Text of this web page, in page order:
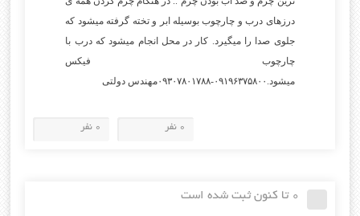
درزهای درب و چارچوب بوسیله ابر و تخته گرفته میشود که
جلوی صدا را میگیرد. کار در محل انجام میشود که درب با
چارچوب فیکس
میشود.۰۹۱۹۶۳۷۵۸۰۰-۰۹۳۰۷۸۰۱۷۸۸مهندس دولتی
0 نفر 0 نفر
0 تا کنون ثبت شده است